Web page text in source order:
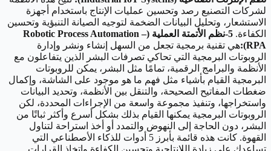
لشركات التصنيع رصد وتحسين عمليات الإنتاج باستخدام أجهزة
الاستشعار، وتحليل البيانات الضخمة لتوجيه الصيانة التنبؤية وتحسين
الكفاءة.
5-نظم الأتمتة العملية (Robotic Process Automation –
RPA): هي تقنية برمجية تجعل من السهل إنشاء ونشر وإدارة
الروبوتات البرمجية التي تحاكي تصرفات البشر الذين يتفاعلون مع
الأنظمة والبرامج الرقمية، تمامًا مثل البشر، يمكن للروبوتات
البرمجية القيام بأشياء مثل فهم ما هو موجود على الشاشة، وإكمال
ضغطات المفاتيح الصحيحة، والتنقل بين الأنظمة، وتحديد البيانات
واستخراجها، وتنفيذ مجموعة واسعة من الإجراءات المحددة، لكن
الروبوتات البرمجية يمكنها القيام بذلك بشكل أسرع وأكثر ثباتًا من
البشر، دون الحاجة إلى النهوض والتمدد أو أخذ استراحة لتناول
القهوة. كانت هذه قائمة بأبرز 5 أدوات للذكاء الأصطناعي التي
تساعدك على زيادة اللإنتاجية وتحسين الكفاءة واتخاذ القرارات